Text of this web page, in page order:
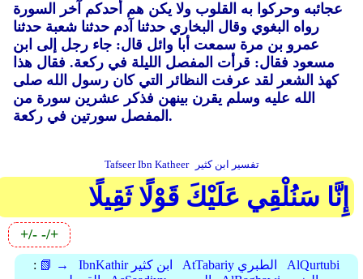
عجائبه وحركوا به القلوب ولا يكن هم أحدكم آخر السورة
رواه البغوي وقال البخاري حدثنا آدم حدثنا شعبة حدثنا
عمرو بن مرة سمعت أبا وائل قال: جاء رجل إلى ابن
مسعود فقال: قرأت المفصل الليلة في ركعة. فقال هذا
كهذ الشعر لقد عرفت النظائر التي كان رسول الله صلى
الله عليه وسلم يقرن بينهن فذكر عشرين سورة من
المفصل سورتين في ركعة.
Tafseer Ibn Katheer تفسير ابن كثير
إِنَّا سَنُلْقِي عَلَيْكَ قَوْلًا ثَقِيلًا
+/- -/+
: 📗 → IbnKathir ابن كثير AtTabariy الطبري
AlQurtubi